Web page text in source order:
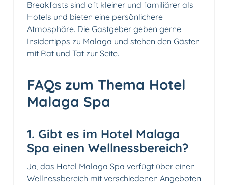
Breakfasts sind oft kleiner und familiärer als
Hotels und bieten eine persönlichere
Atmosphäre. Die Gastgeber geben gerne
Insidertipps zu Malaga und stehen den Gästen
mit Rat und Tat zur Seite.
FAQs zum Thema Hotel
Malaga Spa
1. Gibt es im Hotel Malaga
Spa einen Wellnessbereich?
Ja, das Hotel Malaga Spa verfügt über einen
Wellnessbereich mit verschiedenen Angeboten